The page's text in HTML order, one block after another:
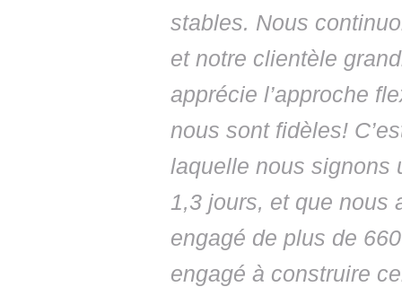
stables. Nous
et notre clientèle
apprécie l’approche
nous sont fidèles!
laquelle nous signons
1,3 jours, et que nous
engagé de plus de
engagé à construire